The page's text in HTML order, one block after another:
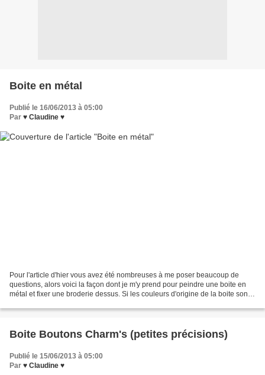
Boite en métal
Publié le 16/06/2013 à 05:00
Par ♥ Claudine ♥
Pour l'article d'hier vous avez été nombreuses à me poser beaucoup de
questions, alors voici la façon dont je m'y prend pour peindre une boite en
métal et fixer une broderie dessus. Si les couleurs d'origine de la boite sont
Boite Boutons Charm's (petites précisions)
Publié le 15/06/2013 à 05:00
Par ♥ Claudine ♥